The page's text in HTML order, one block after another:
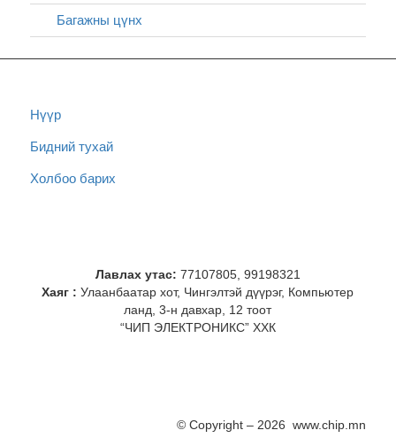
Багажны цүнх
Нүүр
Бидний тухай
Холбоо барих
Лавлах утас: 77107805, 99198321
Хаяг : Улаанбаатар хот, Чингэлтэй дүүрэг, Компьютер
ланд, 3-н давхар, 12 тоот
“ЧИП ЭЛЕКТРОНИКС” ХХК
© Copyright – 2026 www.chip.mn